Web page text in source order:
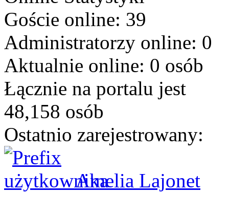
Goście online: 39
Administratorzy online: 0
Aktualnie online: 0 osób
Łącznie na portalu jest
48,158 osób
Ostatnio zarejestrowany:
Amelia Lajonet